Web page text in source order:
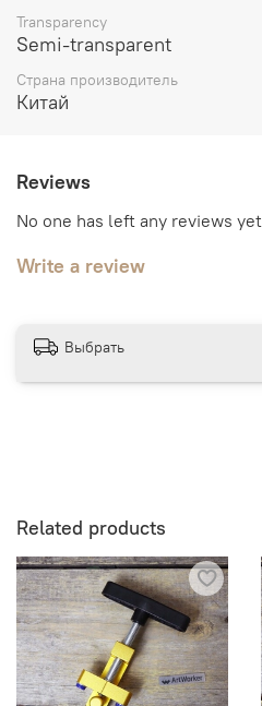
Transparency
Semi-transparent
Страна производитель
Китай
Reviews
No one has left any reviews yet
Write a review
Выбрать
Related products